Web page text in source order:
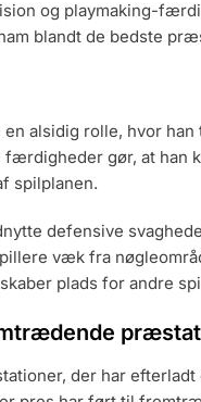
og playmaking-
blandt de bedste
alsidig rolle, hvor
gør, at han
spilplanen.
defensive
væk fra
plads for andre
der har efterladt